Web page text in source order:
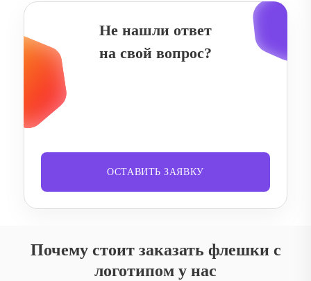
Не нашли ответ
на свой вопрос?
ОСТАВИТЬ ЗАЯВКУ
Почему стоит заказать флешки с
логотипом у нас